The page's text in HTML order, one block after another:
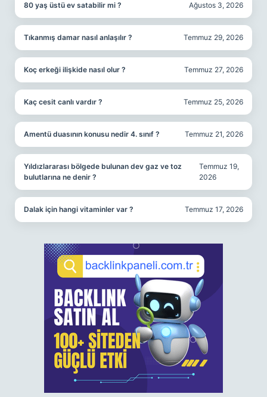
80 yaş üstü ev satabilir mi ? Ağustos 3, 2026
Tıkanmış damar nasıl anlaşılır ? Temmuz 29, 2026
Koç erkeği ilişkide nasıl olur ? Temmuz 27, 2026
Kaç cesit canlı vardır ? Temmuz 25, 2026
Amentü duasının konusu nedir 4. sınıf ? Temmuz 21, 2026
Yıldızlararası bölgede bulunan dev gaz ve toz
bulutlarına ne denir ?
Temmuz 19,
2026
Dalak için hangi vitaminler var ? Temmuz 17, 2026